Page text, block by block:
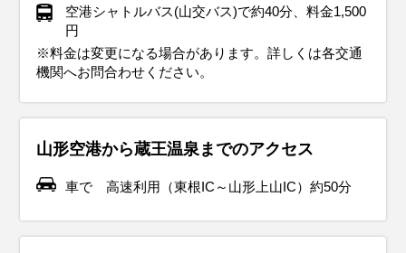
空港シャトルバス(山交バス)で約40分、料金1,500
円
※料金は変更になる場合があります。詳しくは各交通
機関へお問合わせください。
山形空港から蔵王温泉までのアクセス
車で 高速利用（東根IC～山形上山IC）約50分